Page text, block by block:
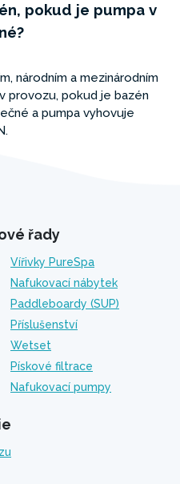
pokud je pumpa v
národním a mezinárodním
provozu, pokud je bazén
a pumpa vyhovuje
řady
Vířivky PureSpa
Nafukovací nábytek
Paddleboardy (SUP)
Příslušenství
Wetset
Pískové filtrace
Nafukovací pumpy